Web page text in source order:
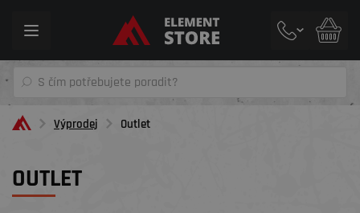
Toggle
Výprodej Outlet
OUTLET